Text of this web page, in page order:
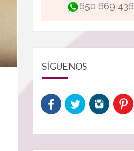
650 669 436
SÍGUENOS